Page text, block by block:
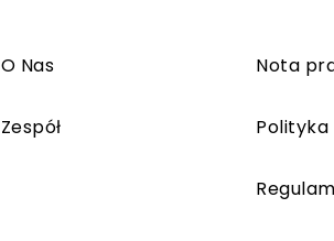
O Nas
Zespół
Nota